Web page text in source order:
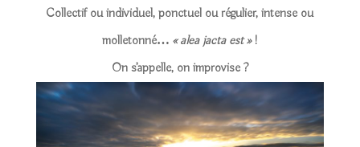
Collectif ou individuel, ponctuel ou régulier, intense ou
molletonné… « alea jacta est »!
On s’appelle, on improvise ?